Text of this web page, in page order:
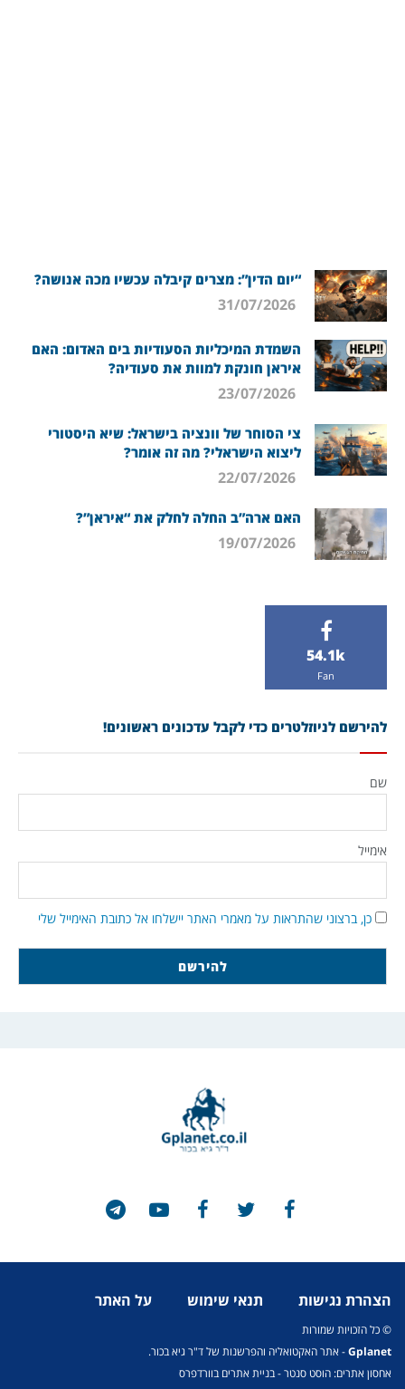
“יום הדין”: מצרים קיבלה עכשיו מכה אנושה?
השמדת המיכליות הסעודיות בים האדום: האם
איראן חונקת למוות את סעודיה?
צי הסוחר של וונציה בישראל: שיא היסטורי
ליצוא הישראלי? מה זה אומר?
האם ארה”ב החלה לחלק את “איראן”?
54.1k
Fan
להירשם לניוזלטרים כדי לקבל עדכונים ראשונים!
שם
אימייל
כן, ברצוני שהתראות על מאמרי האתר יישלחו אל כתובת האימייל שלי
הצהרת נגישות תנאי שימוש על האתר
© כל הזכויות שמורות
Gplanet- אתר האקטואליה והפרשנות של ד"ר גיא בכור.
אחסון אתרים: הוסט סנטר-בניית אתרים בוורדפרס